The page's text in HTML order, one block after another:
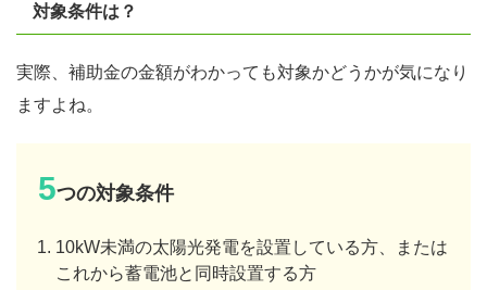
対象条件は？
実際、補助金の金額がわかっても対象かどうかが気になり
ますよね。
5つの対象条件
10kW未満の太陽光発電を設置している方、または
これから蓄電池と同時設置する方